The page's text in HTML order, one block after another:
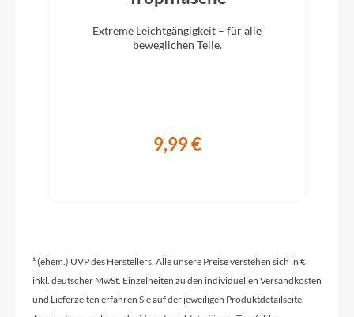
Farbe
Vorderrad Nabe
Extreme Leichtgängigkeit – für alle
beweglichen Teile.
9,99 €
¹ (ehem.) UVP des Herstellers. Alle unsere Preise verstehen sich in €
inkl. deutscher MwSt. Einzelheiten zu den individuellen Versandkosten
und Lieferzeiten erfahren Sie auf der jeweiligen Produktdetailseite.